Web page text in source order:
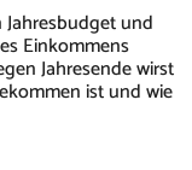
und
Einkommens
Jahresende wirst
ist und wie